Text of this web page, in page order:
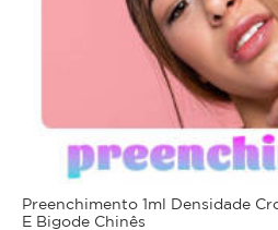
Preenchimento 1ml Densidade
E Bigode Chinês